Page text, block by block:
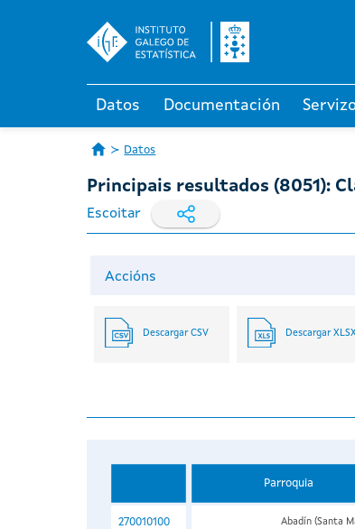
Datos Documentación
Datos
Principais resultados (8051):
Escoitar
Accións
Descargar CSV Descargar
Parroquia
270010100 Abadín (Santa